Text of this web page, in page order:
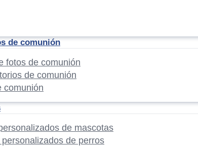
de comunión
fotos de comunión
de comunión
comunión
de mascotas
de perros